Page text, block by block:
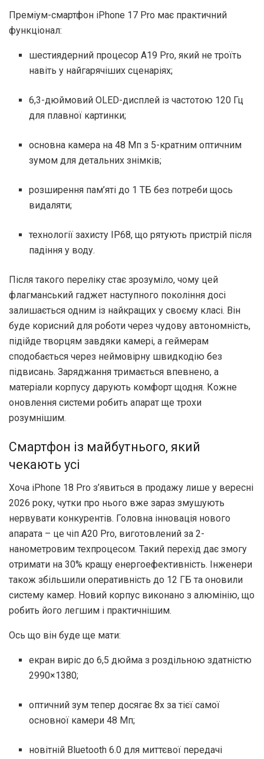
Преміум-смартфон iPhone 17 Pro має практичний
функціонал:
шестиядерний процесор A19 Pro, який не троїть
навіть у найгарячіших сценаріях;
6,3-дюймовий OLED-дисплей із частотою 120 Гц
для плавної картинки;
основна камера на 48 Мп з 5-кратним оптичним
зумом для детальних знімків;
розширення пам’яті до 1 ТБ без потреби щось
видаляти;
технології захисту IP68, що рятують пристрій після
падіння у воду.
Після такого переліку стає зрозуміло, чому цей
флагманський гаджет наступного покоління досі
залишається одним із найкращих у своєму класі. Він
буде корисний для роботи через чудову автономність,
підійде творцям завдяки камері, а геймерам
сподобається через неймовірну швидкодію без
підвисань. Заряджання тримається впевнено, а
матеріали корпусу дарують комфорт щодня. Кожне
оновлення системи робить апарат ще трохи
розумнішим.
Смартфон із майбутнього, який
чекають усі
Хоча iPhone 18 Pro з’явиться в продажу лише у вересні
2026 року, чутки про нього вже зараз змушують
нервувати конкурентів. Головна інновація нового
апарата – це чіп A20 Pro, виготовлений за 2-
нанометровим техпроцесом. Такий перехід дає змогу
отримати на 30% кращу енергоефективність. Інженери
також збільшили оперативність до 12 ГБ та оновили
систему камер. Новий корпус виконано з алюмінію, що
робить його легшим і практичнішим.
Ось що він буде ще мати:
екран виріс до 6,5 дюйма з роздільною здатністю
2990×1380;
оптичний зум тепер досягає 8x за тієї самої
основної камери 48 Мп;
новітній Bluetooth 6.0 для миттєвої передачі